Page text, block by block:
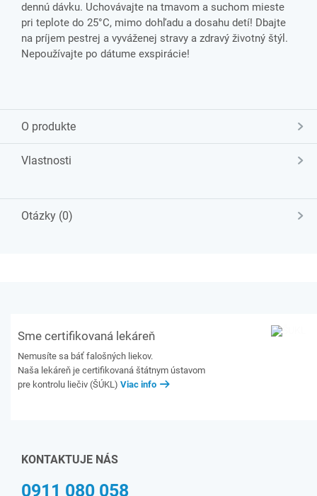
dennú dávku. Uchovávajte na tmavom a suchom mieste
pri teplote do 25°C, mimo dohľadu a dosahu detí! Dbajte
na príjem pestrej a vyváženej stravy a zdravý životný štýl.
Nepoužívajte po dátume exspirácie!
O produkte
Vlastnosti
Otázky (0)
Sme certifikovaná lekáreň
Nemusíte sa báť falošných liekov.
Naša lekáreň je certifikovaná štátnym ústavom
pre kontrolu liečiv (ŠÚKL) Viac info
KONTAKTUJE NÁS
0911 080 058